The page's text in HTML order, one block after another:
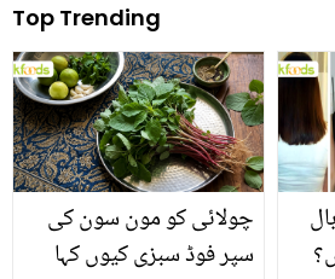
Top Trending
چولائی کو مون سون کی
سپر فوڈ سبزی کیوں کہا